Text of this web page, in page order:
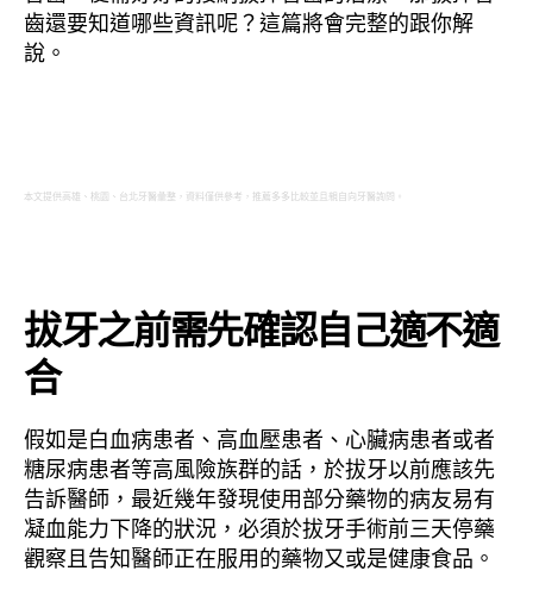
齒還要知道哪些資訊呢？這篇將會完整的跟你解
說。
本文提供高雄、桃園、台北牙醫彙整，資料僅供參考，推薦多多比較並且親自向牙醫詢問。
拔牙之前需先確認自己適不適
合
假如是白血病患者、高血壓患者、心臟病患者或者
糖尿病患者等高風險族群的話，於拔牙以前應該先
告訴醫師，最近幾年發現使用部分藥物的病友易有
凝血能力下降的狀況，必須於拔牙手術前三天停藥
觀察且告知醫師正在服用的藥物又或是健康食品。